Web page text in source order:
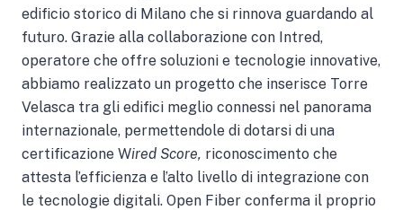
edificio storico di Milano che si rinnova guardando al
futuro. Grazie alla collaborazione con Intred,
operatore che offre soluzioni e tecnologie innovative,
abbiamo realizzato un progetto che inserisce Torre
Velasca tra gli edifici meglio connessi nel panorama
internazionale, permettendole di dotarsi di una
certificazione Wired Score, riconoscimento che
attesta l’efficienza e l’alto livello di integrazione con
le tecnologie digitali. Open Fiber conferma il proprio